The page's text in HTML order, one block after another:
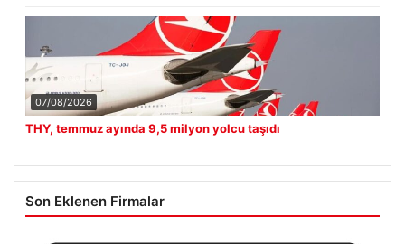
07/08/2026
THY, temmuz ayında 9,5 milyon yolcu taşıdı
Son Eklenen Firmalar